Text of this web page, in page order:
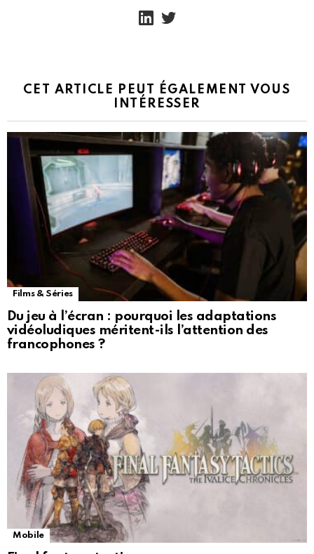
linkedin
CET ARTICLE PEUT ÉGALEMENT VOUS
INTÉRESSER
Films & Séries
Du jeu à l’écran : pourquoi les adaptations
vidéoludiques méritent-ils l’attention des
francophones ?
Mobile